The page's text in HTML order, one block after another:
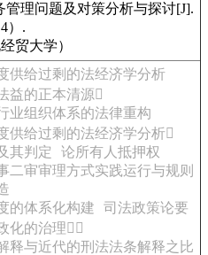
管理问题及对策分析与探讨[J].
）.
贸大学）
供给过剩的法经济学分析
益的正本清源
业组织体系的法律重构
供给过剩的法经济学分析
其判定
论所有人抵押权
二审审理方式实践运行与规则
的体系化构建
司法政策论要
化的治理
释与近代的刑法法条解释之比